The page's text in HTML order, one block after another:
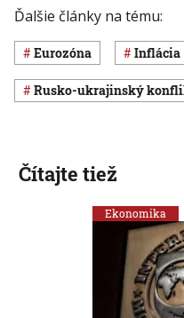
Ďalšie články na tému:
eurozóna inflácia
rusko-ukrajinský
Čítajte tiež
Ekonomika